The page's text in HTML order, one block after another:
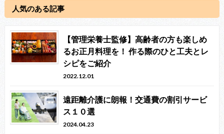
人気のある記事
【管理栄養士監修】高齢者の方も楽しめ
るお正月料理を！ 作る際のひと工夫とレ
シピをご紹介
2022.12.01
遠距離介護に朗報！交通費の割引サービ
ス１０選
2024.04.23